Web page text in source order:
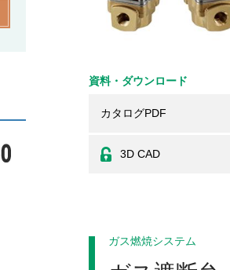
資料・ダウンロード
カタログPDF
3D CAD
ガス燃焼システム